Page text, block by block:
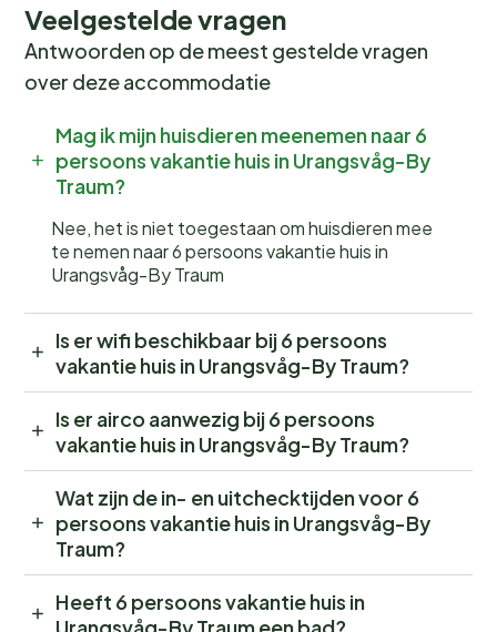
Veelgestelde vragen
Antwoorden op de meest gestelde vragen
over deze accommodatie
Mag ik mijn huisdieren meenemen naar 6
persoons vakantie huis in Urangsvåg-By
Traum?
Nee, het is niet toegestaan om huisdieren mee
te nemen naar 6 persoons vakantie huis in
Urangsvåg-By Traum
Is er wifi beschikbaar bij 6 persoons
vakantie huis in Urangsvåg-By Traum?
Is er airco aanwezig bij 6 persoons
vakantie huis in Urangsvåg-By Traum?
Wat zijn de in- en uitchecktijden voor 6
persoons vakantie huis in Urangsvåg-By
Traum?
Heeft 6 persoons vakantie huis in
Urangsvåg-By Traum een bad?